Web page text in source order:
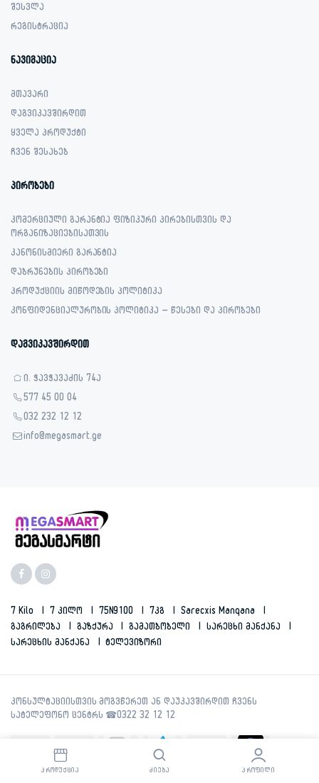
შესვლა
რეგისტრაცია
ნავიგაცია
მთავარი
დაგვიკავშირდით
ყველა პროდუქტი
ჩვენ შესახებ
პირობები
კომერციული გარანტია ფიზიკური პირებისთვის და
ორგანიზაციებისათვის
კანონისმიერი გარანტია
დაბრუნების პირობები
პროდუქციის მიწოდების პოლიტიკა
კონფიდენციალურობის პოლიტიკა – წესები და პირობები
დაგვიკავშირდით
ი. ჭავჭავაძის 74ა
577 45 00 04
032 232 12 12
info@megasmart.ge
7 Kilo 7 Კილო 75N9100 7კგ
Sarecxis Manqana
Გაგრილება
Გაზქურა Გამათბობელი
Სარეცხი Მანქანა
Სარეცხის Მანქანა
Ტელევიზორი
ᲞᲠᲝᲓᲣᲥᲪᲘᲐ ᲫᲘᲔᲑᲐ ᲞᲠᲝᲤᲘᲚᲘ